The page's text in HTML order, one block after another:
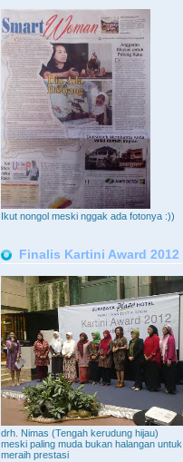
Ikut nongol meski nggak ada fotonya :))
Finalis Kartini Award 2012
drh. Nimas (Tengah kerudung hijau)
meski paling muda bukan halangan untuk
meraih prestasi